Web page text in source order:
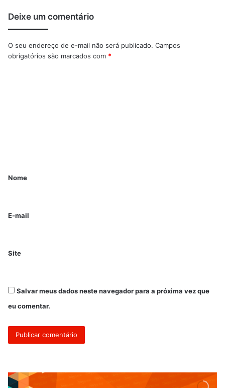
Deixe um comentário
O seu endereço de e-mail não será publicado. Campos
obrigatórios são marcados com *
Nome
E-mail
Site
Salvar meus dados neste navegador para a próxima vez que
eu comentar.